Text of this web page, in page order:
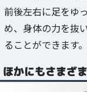
前後左右に足をゆ
め、身体の力を抜
ることができます。
ほかにもさまざ